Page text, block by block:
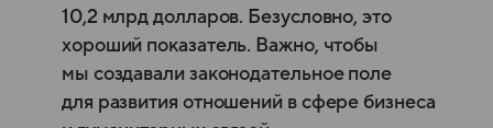
10,2 млрд долларов. Безусловно, это
хороший показатель. Важно, чтобы
мы создавали законодательное поле
для развития отношений в сфере бизнеса